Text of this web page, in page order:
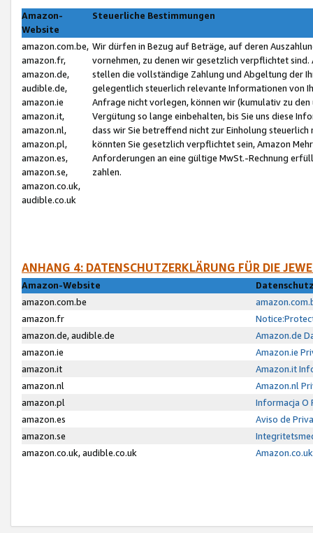
Amazon-
Website
Steuerliche Bestimmungen
amazon.com.be,
amazon.fr,
amazon.de,
audible.de,
amazon.ie
amazon.it,
amazon.nl,
amazon.pl,
amazon.es,
amazon.se,
amazon.co.uk,
audible.co.uk
Wir dürfen in Bezug auf Beträge, auf deren
vornehmen, zu denen wir gesetzlich verpflichtet
stellen die vollständige Zahlung und Abgeltung der
gelegentlich steuerlich relevante Informationen von
Anfrage nicht vorlegen, können wir (kumulativ zu
Vergütung so lange einbehalten, bis Sie uns diese
dass wir Sie betreffend nicht zur Einholung
könnten Sie gesetzlich verpflichtet sein, Amazon
Anforderungen an eine gültige MwSt.-Rechnung
zahlen.
ANHANG 4: DATENSCHUTZERKLÄRUNG FÜR DIE
Amazon-Website
amazon.com.be
amazon.fr
amazon.de, audible.de
Amazon.de
amazon.ie
Amazon.ie
amazon.it
Amazon.it
amazon.nl
Amazon.nl
amazon.pl
Informacja O
amazon.es
Aviso de
amazon.se
amazon.co.uk, audible.co.uk